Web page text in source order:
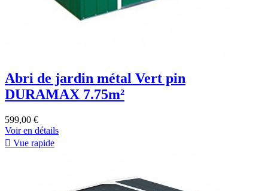
Abri de jardin métal Vert pin
DURAMAX 7.75m²
599,00 €
Voir en détails
 Vue rapide